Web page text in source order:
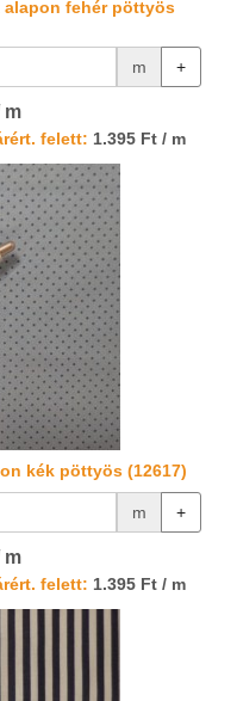
alapon fehér pöttyös
m +
m
felett: 1.395 Ft / m
kék pöttyös (12617)
m +
m
felett: 1.395 Ft / m